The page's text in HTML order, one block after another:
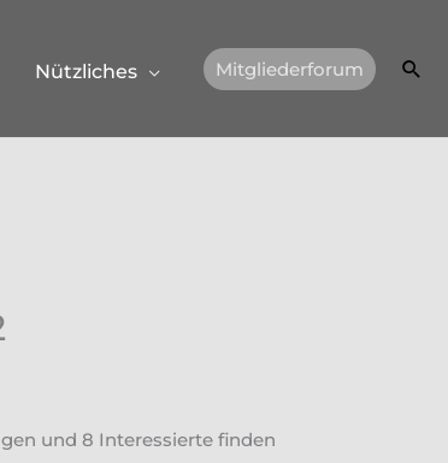
Nützliches Mitgliederforum
und 8 Interessierte finden